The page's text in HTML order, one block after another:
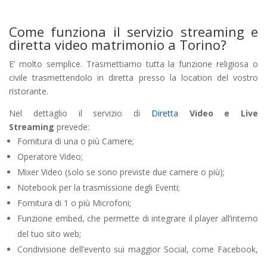
Come funziona il servizio streaming e
diretta video matrimonio a Torino?
E’ molto semplice. Trasmettiamo tutta la funzione religiosa o
civile trasmettendolo in diretta presso la location del vostro
ristorante.
Nel dettaglio il servizio di Diretta
Video e Live
Streaming prevede:
Fornitura di una o più Camere;
Operatore Video;
Mixer Video (solo se sono previste due camere o più);
Notebook per la trasmissione degli Eventi;
Fornitura di 1 o più Microfoni;
Funzione embed, che permette di integrare il player all’interno
del tuo sito web;
Condivisione dell’evento sui maggior Social, come Facebook,